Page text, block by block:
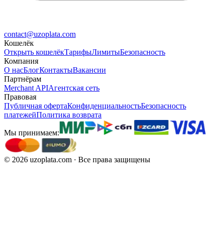
contact@uzoplata.com
Кошелёк
Открыть кошелёкТарифыЛимитыБезопасность
Компания
О насБлогКонтактыВакансии
Партнёрам
Merchant APIАгентская сеть
Правовая
Публичная офертаКонфиденциальностьБезопасность
платежейПолитика возврата
Мы принимаем:
© 2026 uzoplata.com · Все права защищены